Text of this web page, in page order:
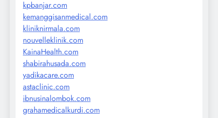
kpbanjar.com
kemanggisanmedical.com
kliniknirmala.com
nouvelleklinik.com
KainaHealth.com
shabirahusada.com
yadikacare.com
astaclinic.com
ibnusinalombok.com
grahamedicalkurdi.com